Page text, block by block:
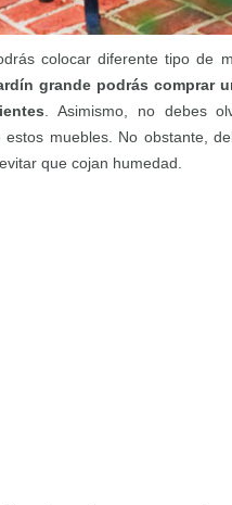
colocar diferente tipo de
grande podrás comprar
. Asimismo, no debes
muebles. No obstante,
que cojan humedad.